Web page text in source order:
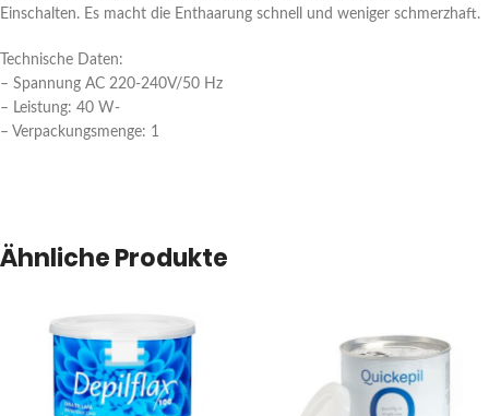
Einschalten. Es macht die Enthaarung schnell und weniger schmerzhaft.
Technische Daten:
– Spannung AC 220-240V/50 Hz
– Leistung: 40 W-
– Verpackungsmenge: 1
Ähnliche Produkte